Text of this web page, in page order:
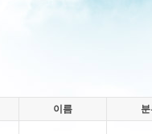
이름